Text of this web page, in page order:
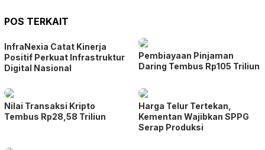
POS TERKAIT
InfraNexia Catat Kinerja
Positif Perkuat Infrastruktur
Digital Nasional
Pembiayaan Pinjaman
Daring Tembus Rp105 Triliun
Nilai Transaksi Kripto
Tembus Rp28,58 Triliun
Harga Telur Tertekan,
Kementan Wajibkan SPPG
Serap Produksi